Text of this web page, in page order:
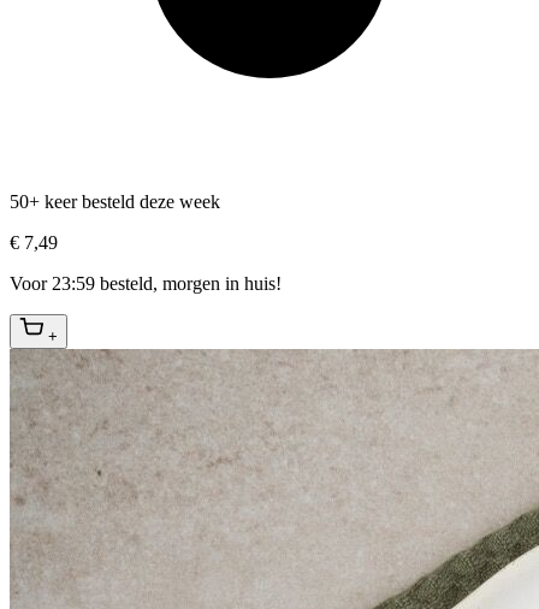
50+ keer besteld deze week
€ 7,49
Voor 23:59 besteld, morgen in huis!
+